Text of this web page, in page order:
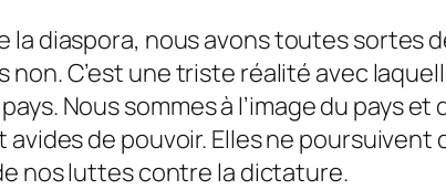
la diaspora, nous avons toutes sortes
non. C’est une triste réalité avec
Nous sommes à l’image du pays
de pouvoir. Elles ne
nos luttes contre la dictature.